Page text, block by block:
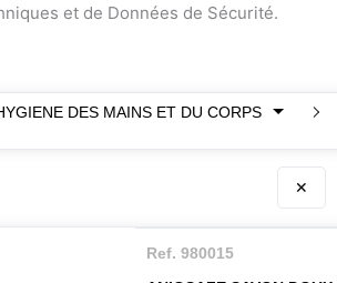
et de Données de Sécurité.
DES MAINS ET DU CORPS
✕
Ref. 980015